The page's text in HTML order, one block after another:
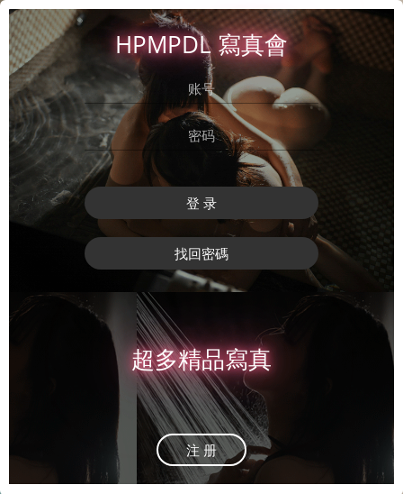
HPMPDL 寫真會
登 录
找回密碼
超多精品寫真
注 册
登 录